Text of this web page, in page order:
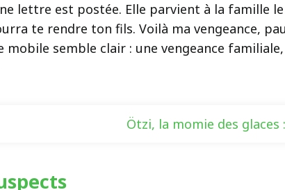
lettre est postée. Elle parvient à la famille le
te rendre ton fils. Voilà ma vengeance,
mobile semble clair : une vengeance
Ötzi, la momie des